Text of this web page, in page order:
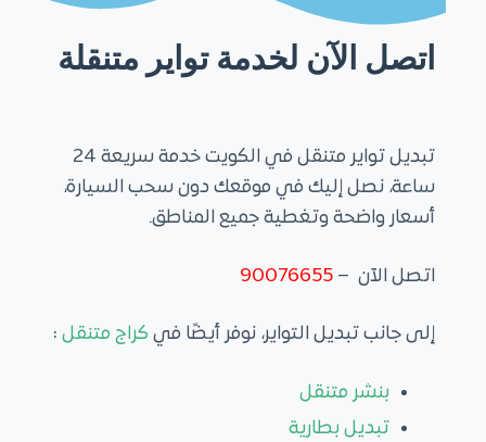
اتصل الآن لخدمة تواير متنقلة
تبديل تواير متنقل في الكويت خدمة سريعة 24
ساعة، نصل إليك في موقعك دون سحب السيارة،
أسعار واضحة وتغطية جميع المناطق.
اتصل الآن – 90076655
إلى جانب تبديل التواير، نوفر أيضًا في كراج متنقل:
بنشر متنقل
تبديل بطارية